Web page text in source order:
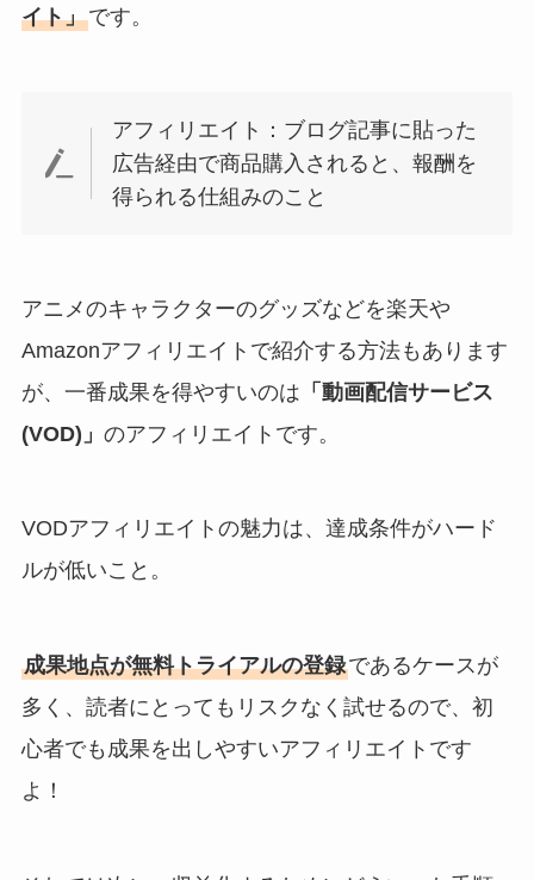
イト」です。
アフィリエイト：ブログ記事に貼った
広告経由で商品購入されると、報酬を
得られる仕組みのこと
アニメのキャラクターのグッズなどを楽天や
Amazonアフィリエイトで紹介する方法もあります
が、一番成果を得やすいのは 「動画配信サービス
(VOD)」 のアフィリエイトです。
VODアフィリエイトの魅力は、達成条件がハード
ルが低いこと。
成果地点が無料トライアルの登録であるケースが
多く、読者にとってもリスクなく試せるので、初
心者でも成果を出しやすいアフィリエイトです
よ！